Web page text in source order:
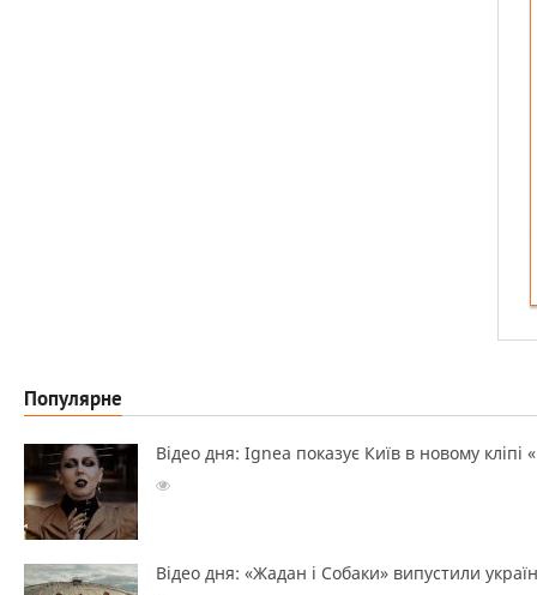
Популярне
Відео дня: Ignea показує Київ в новому кліпі
Відео дня: «Жадан і Собаки» випустили